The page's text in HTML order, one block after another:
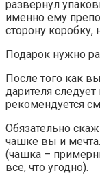
развернул
именно ему
сторону коробку,
Подарок нужно
После того как
дарителя
рекомендуется
Обязательно
чашке вы и
(чашка –
все, что угодно).